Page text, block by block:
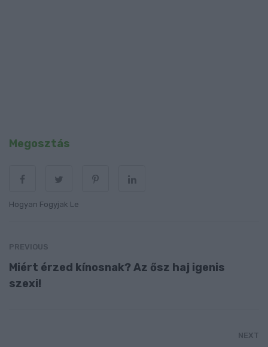
Megosztás
Hogyan Fogyjak Le
PREVIOUS
Miért érzed kínosnak? Az ősz haj igenis
szexi!
NEXT